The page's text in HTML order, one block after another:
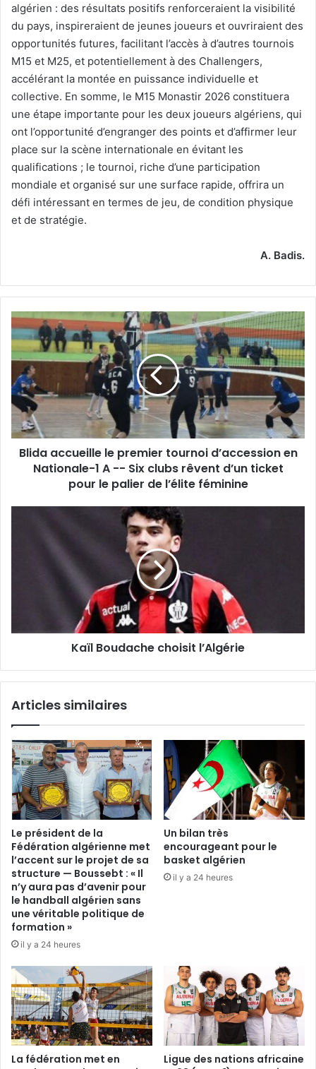
algérien : des résultats positifs renforceraient la visibilité
du pays, inspireraient de jeunes joueurs et ouvriraient des
opportunités futures, facilitant l’accès à d’autres tournois
M15 et M25, et potentiellement à des Challengers,
accélérant la montée en puissance individuelle et
collective. En somme, le M15 Monastir 2026 constituera
une étape importante pour les deux joueurs algériens, qui
ont l’opportunité d’engranger des points et d’affirmer leur
place sur la scène internationale en évitant les
qualifications ; le tournoi, riche d’une participation
mondiale et organisé sur une surface rapide, offrira un
défi intéressant en termes de jeu, de condition physique
et de stratégie.
A. Badis.
Blida
accueille
le
premier
tournoi
d’accession
en
Nationale-
1
Blida accueille le premier tournoi d’accession en
Nationale-1 A -- Six clubs rêvent d’un ticket
pour le palier de l’élite féminine
Kaïl Boudache choisit l’Algérie
Articles similaires
Le président de la
Fédération algérienne met
l’accent sur le projet de sa
structure — Boussebt : « Il
n’y aura pas d’avenir pour
le handball algérien sans
une véritable politique de
formation »
il y a 24 heures
Un bilan très
encourageant pour le
basket algérien
il y a 24 heures
La fédération met en
Ligue des nations africaine